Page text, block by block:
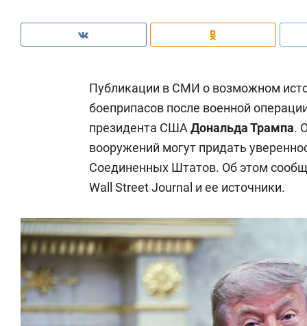
Публикации в СМИ о возможном
боеприпасов после военной
президента США Дональда Трампа.
вооружений могут придать
Соединенных Штатов. Об этом
Wall Street Journal и ее источники.